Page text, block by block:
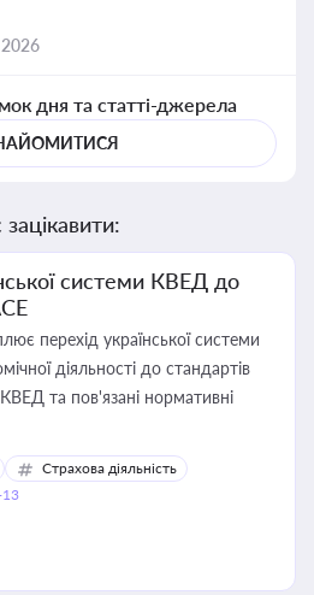
2026
дня та статті-джерела
системи КВЕД до
перехід української системи
діяльності до стандартів
та пов'язані нормативні
Страхова діяльність